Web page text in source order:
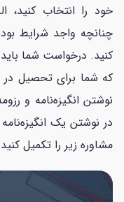
خود را انتخاب کنید،
چنانچه واجد شرایط
کنید. درخواست شما
که شما برای تحصیل
نوشتن انگیزه‌نامه و
در نوشتن یک
مشاوره زیر را تکمیل